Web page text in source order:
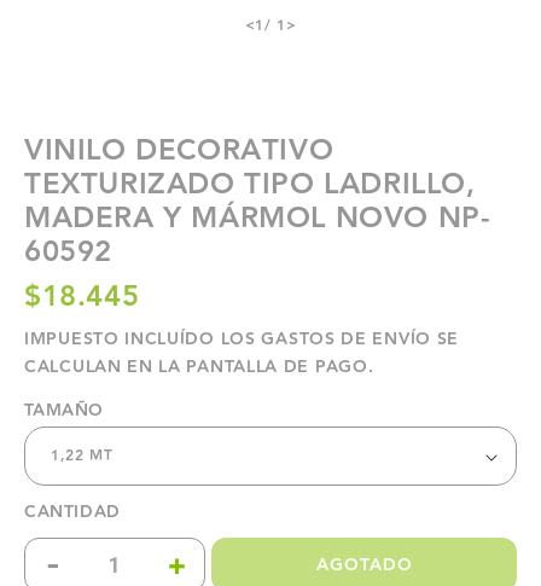
<1/ 1 >
VINILO DECORATIVO
TEXTURIZADO TIPO LADRILLO,
MADERA Y MÁRMOL NOVO NP-
60592
$18.445
IMPUESTO INCLUÍDO LOSGASTOS DE ENVÍO SE
CALCULAN EN LA PANTALLA DE PAGO.
TAMAÑO
1,22 MT
CANTIDAD
- + AGOTADO